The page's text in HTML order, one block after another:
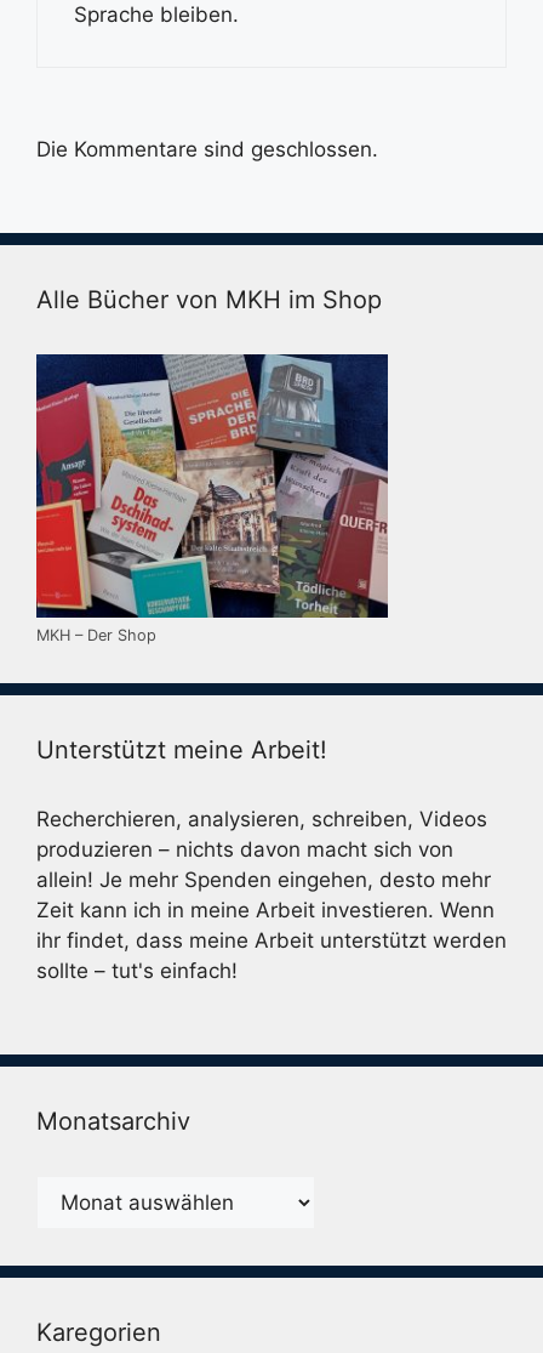
Sprache bleiben.
Die Kommentare sind geschlossen.
Alle Bücher von MKH im Shop
MKH – Der Shop
Unterstützt meine Arbeit!
Recherchieren, analysieren, schreiben, Videos
produzieren – nichts davon macht sich von
allein! Je mehr Spenden eingehen, desto mehr
Zeit kann ich in meine Arbeit investieren. Wenn
ihr findet, dass meine Arbeit unterstützt werden
sollte – tut's einfach!
Monatsarchiv
Monatsarchiv
Karegorien